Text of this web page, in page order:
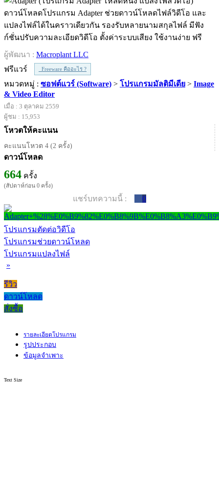
ดาวน์โหลดโปรแกรม Adapter ช่วยดาวน์โหลดไฟล์วิดีโอ และ
แปลงไฟล์ได้ในคราวเดียวกัน รองรับหลายนามสกุลไฟล์ มีฟัง
ก์ชั่นปรับความละเอียดวิดีโอ ตั้งค่าระบบเสียง ใช้งานง่าย ฟรี
ผู้พัฒนา : Macroplant LLC
ฟรีแวร์
Freeware คืออะไร ?
หมวดหมู่ : ซอฟต์แวร์ (Software) > โปรแกรมมัลติมีเดีย > Image
& Video Editor
เมื่อ : 3 ตุลาคม 2559
ผู้ชม : 15,953
โหวตให้คะแนน
คะแนนโหวต 4 (2 ครั้ง)
ดาวน์โหลด
664 ครั้ง
(สัปดาห์ก่อน 0 ครั้ง)
แชร์บทความนี้ : 0
โปรแกรมตัดต่อวิดีโอ
โปรแกรมช่วยดาวน์โหลด
โปรแกรมแปลงไฟล์
»
รีวิว
ดาวน์โหลด
สั่งซื้อ
รายละเอียดโปรแกรม
รูปประกอบ
ข้อมูลจำเพาะ
Text Size